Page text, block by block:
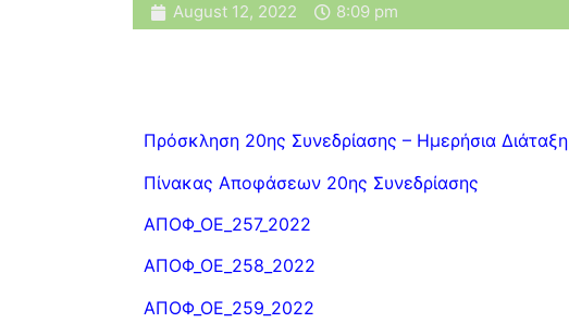
August 12, 2022 8:09 pm
Πρόσκληση 20ης Συνεδρίασης – Ημερήσια Διάταξη
Πίνακας Αποφάσεων 20ης Συνεδρίασης
ΑΠΟΦ_ΟΕ_257_2022
ΑΠΟΦ_ΟΕ_258_2022
ΑΠΟΦ_ΟΕ_259_2022